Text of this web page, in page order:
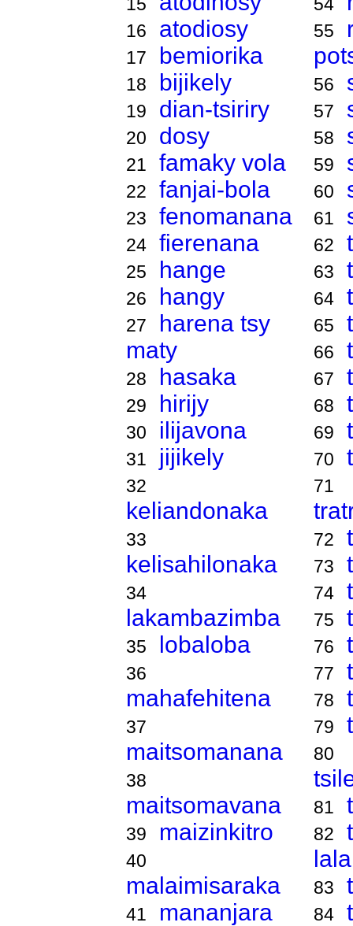
16 atodiosy
17 bemiorika
18 bijikely
19 dian-tsiriry
20 dosy
21 famaky vola
22 fanjai-bola
23 fenomanana
24 fierenana
25 hange
26 hangy
27
harena tsy
maty
28 hasaka
29 hirijy
30 ilijavona
31 jijikely
32
keliandonaka
33
kelisahilonaka
34
lakambazimba
35 lobaloba
36
mahafehitena
37
maitsomanana
38
maitsomavana
39 maizinkitro
40
malaimisaraka
41 mananjara
55
56
57
58
59
60
61
62
63
64
65
66
67
68
69
70
71
72
73
74
75
76
77
78
79
80
81
82
83
84